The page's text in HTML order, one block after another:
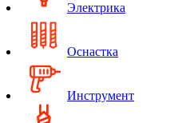
Электрика
Оснастка
Инструмент